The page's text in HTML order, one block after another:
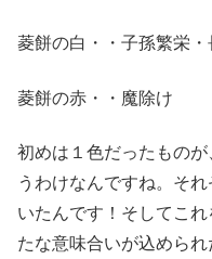
菱餅の白・・子孫繁栄・
菱餅の赤・・魔除け
初めは１色だったもの
うわけなんですね。そ
いたんです！そしてこ
たな意味合いが込められ